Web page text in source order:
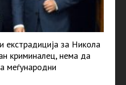
екстрадиција за Никола
криминалец, нема да
меѓународни